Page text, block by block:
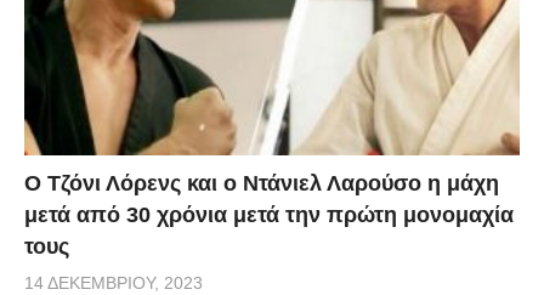
Ο Τζόνι Λόρενς και ο Ντάνιελ Λαρούσο η μάχη
μετά από 30 χρόνια μετά την πρώτη μονομαχία
τους
14 ΔΕΚΕΜΒΡΊΟΥ, 2023